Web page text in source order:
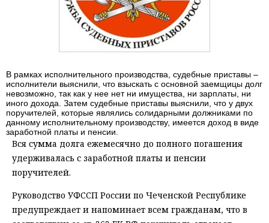
В рамках исполнительного производства, судебные приставы –
исполнители выяснили, что взыскать с основной заемщицы долг
невозможно, так как у нее нет ни имущества, ни зарплаты, ни
иного дохода. Затем судебные приставы выяснили, что у двух
поручителей, которые являлись солидарными должниками по
данному исполнительному производству, имеется доход в виде
заработной платы и пенсии.
Вся сумма долга ежемесячно до полного погашения
удерживалась с заработной платы и пенсии
поручителей.
Руководство УФССП России по Чеченской Республике
предупреждает и напоминает всем гражданам, что в